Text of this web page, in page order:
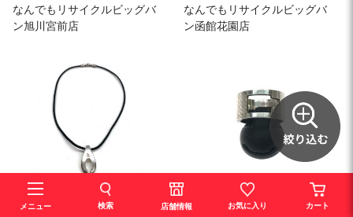
なんでもリサイクルビッグバ
ン旭川宮前店
なんでもリサイクルビッグバ
ン函館花園店
mscollection チョーカー 約40c
GUCCI グッチ ユニセックス
メニュー 検索 店舗情報 お気に入り カート